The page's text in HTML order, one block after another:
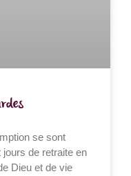
se sont
de retraite en
Dieu et de vie